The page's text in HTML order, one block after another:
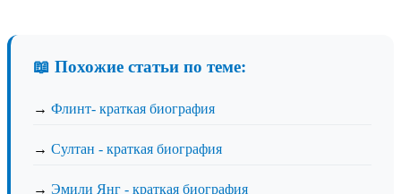
📖 Похожие статьи по теме:
→ Флинт- краткая биография
→ Султан - краткая биография
→ Эмили Янг - краткая биография